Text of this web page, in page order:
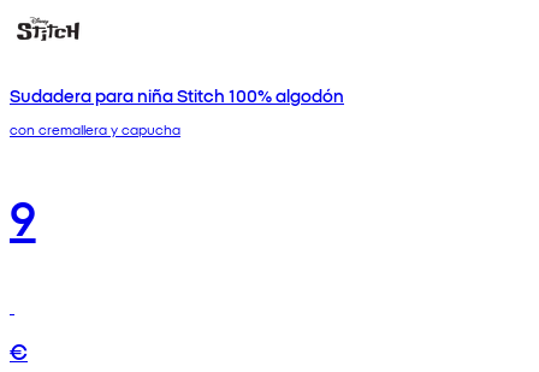
Sudadera para niña Stitch 100% algodón
con cremallera y capucha
9
€